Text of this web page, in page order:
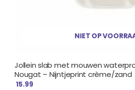
NIET OP
Jollein slab met mouwen
Nougat – Nijntjeprint crème/zand
15.99